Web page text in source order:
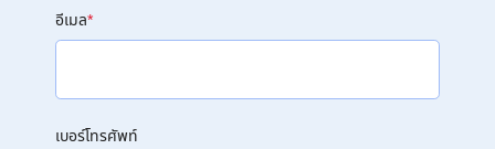
อีเมล*
เบอร์โทรศัพท์